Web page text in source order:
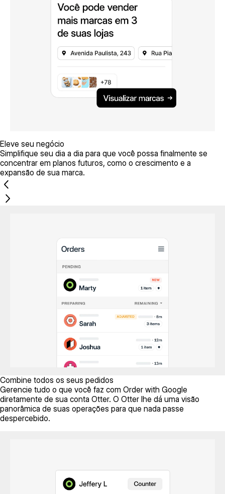
Eleve seu negócio
Simplifique seu dia a dia para que você possa finalmente se
concentrar em planos futuros, como o crescimento e a
expansão de sua marca.
Combine todos os seus pedidos
Gerencie tudo o que você faz com Order with Google
diretamente de sua conta Otter. O Otter lhe dá uma visão
panorâmica de suas operações para que nada passe
despercebido.